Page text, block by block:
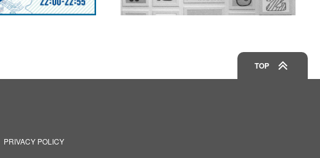
TOP
PRIVACY POLICY